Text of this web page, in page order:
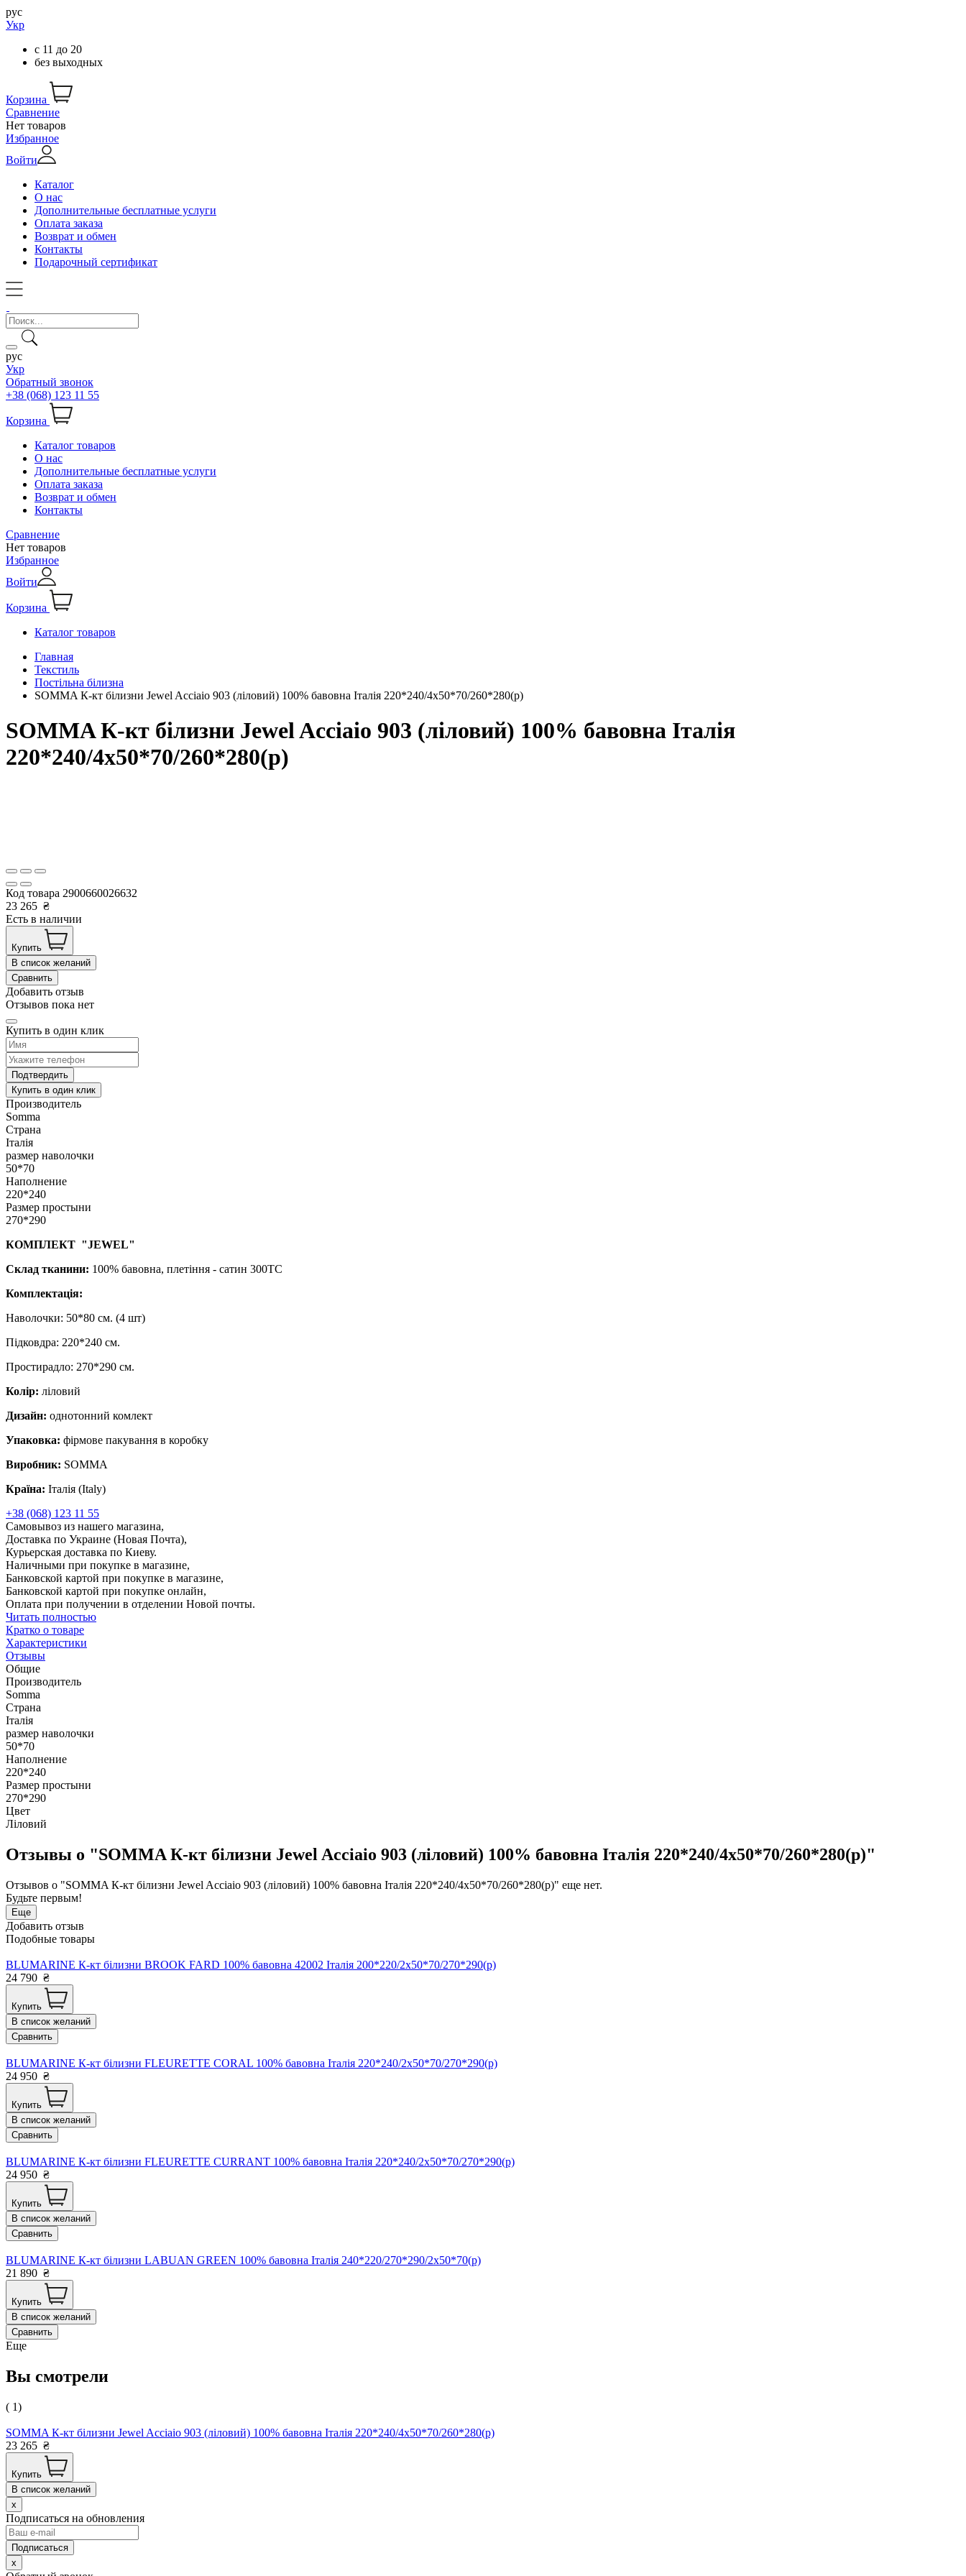
рус
Укр
с 11 до 20
без выходных
Корзина
Сравнение
Нет товаров
Избранное
Войти
Каталог
О нас
Дополнительные бесплатные услуги
Оплата заказа
Возврат и обмен
Контакты
Подарочный сертификат
рус
Укр
Обратный звонок
+38 (068) 123 11 55
Корзина
Каталог товаров
О нас
Дополнительные бесплатные услуги
Оплата заказа
Возврат и обмен
Контакты
Сравнение
Нет товаров
Избранное
Войти
Корзина
Каталог товаров
Главная
Текстиль
Постільна білизна
SOMMA К-кт білизни Jewel Acciaio 903 (ліловий) 100% бавовна Італія 220*240/4х50*70/260*280(р)
SOMMA К-кт білизни Jewel Acciaio 903 (ліловий) 100% бавовна Італія
220*240/4х50*70/260*280(р)
Код товара 2900660026632
23 265 ₴
Есть в наличии
Купить
В список желаний
Сравнить
Добавить отзыв
Отзывов пока нет
Купить в один клик
Подтвердить
Купить в один клик
Производитель
Somma
Страна
Італія
размер наволочки
50*70
Наполнение
220*240
Размер простыни
270*290
КОМПЛЕКТ "JEWEL"
Склад тканини: 100% бавовна, плетіння - сатин 300TC
Комплектація:
Наволочки: 50*80 см. (4 шт)
Підковдра: 220*240 см.
Простирадло: 270*290 см.
Колір: ліловий
Дизайн: однотонний комлект
Упаковка: фірмове пакування в коробку
Виробник: SOMMA
Країна: Італія (Italy)
+38 (068) 123 11 55
Самовывоз из нашего магазина,
Доставка по Украине (Новая Почта),
Курьерская доставка по Киеву.
Наличными при покупке в магазине,
Банковской картой при покупке в магазине,
Банковской картой при покупке онлайн,
Оплата при получении в отделении Новой почты.
Читать полностью
Кратко о товаре
Характеристики
Отзывы
Общие
Производитель
Somma
Страна
Італія
размер наволочки
50*70
Наполнение
220*240
Размер простыни
270*290
Цвет
Ліловий
Отзывы о "SOMMA К-кт білизни Jewel Acciaio 903 (ліловий) 100% бавовна Італія 220*240/4х50*70/260*280(р)"
Отзывов о "SOMMA К-кт білизни Jewel Acciaio 903 (ліловий) 100% бавовна Італія 220*240/4х50*70/260*280(р)" еще нет.
Будьте первым!
Еще
Добавить отзыв
Подобные товары
BLUMARINE К-кт білизни BROOK FARD 100% бавовна 42002 Італія 200*220/2х50*70/270*290(р)
24 790 ₴
Купить
В список желаний
Сравнить
BLUMARINE К-кт білизни FLEURETTE CORAL 100% бавовна Італія 220*240/2х50*70/270*290(р)
24 950 ₴
Купить
В список желаний
Сравнить
BLUMARINE К-кт білизни FLEURETTE CURRANT 100% бавовна Італія 220*240/2х50*70/270*290(р)
24 950 ₴
Купить
В список желаний
Сравнить
BLUMARINE К-кт білизни LABUAN GREEN 100% бавовна Італія 240*220/270*290/2х50*70(р)
21 890 ₴
Купить
В список желаний
Сравнить
Еще
Вы смотрели
( 1)
SOMMA К-кт білизни Jewel Acciaio 903 (ліловий) 100% бавовна Італія 220*240/4х50*70/260*280(р)
23 265 ₴
Купить
В список желаний
x
Подписаться на обновления
x